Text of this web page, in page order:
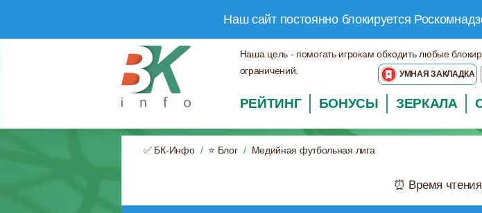
Наш сайт постоянно блокируется
Наша цель - помогать игрокам обходить любые
ограничений.
УМНАЯ ЗАКЛАДКА
РЕЙТИНГ БОНУСЫ ЗЕРКАЛА
✅ БК-Инфо ⭐ Блог Медийная футбольная лига
⏰ Время